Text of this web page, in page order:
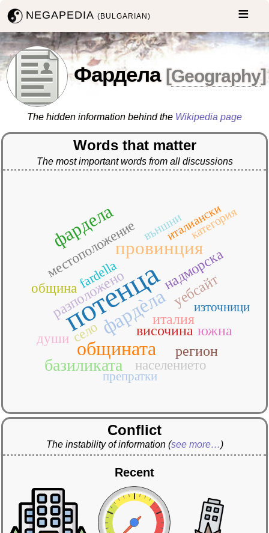
NEGAPEDIA(BULGARIAN)
Фардела [Geography]
The hidden information behind the Wikipedia page
Words that matter
The most important words from all discussions
потенца
фардѐла
общината
провинция
фардела
базиликата
височина
италия
надморска
разположено
регион
уебсайт
южна
души
местоположение
населението
община
село
fardella
външни
източници
препратки
италиански
категория
Conflict
The instability of information (see more…)
Recent